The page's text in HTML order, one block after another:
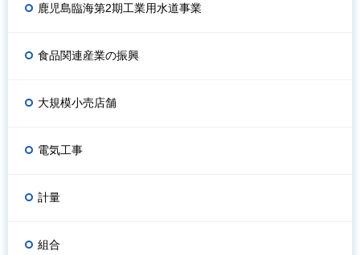
鹿児島臨海第2期工業用水道事業
食品関連産業の振興
大規模小売店舗
電気工事
計量
組合